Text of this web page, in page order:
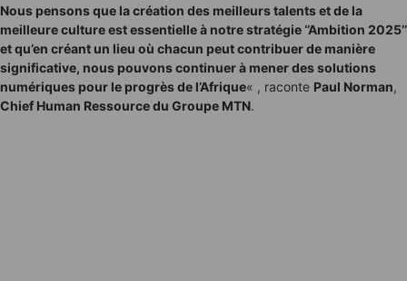
Nous pensons que la création des meilleurs talents et de la
meilleure culture est essentielle à notre stratégie ‘’Ambition 2025’’
et qu’en créant un lieu où chacun peut contribuer de manière
significative, nous pouvons continuer à mener des solutions
numériques pour le progrès de l’Afrique« , raconte Paul Norman,
Chief Human Ressource du Groupe MTN.